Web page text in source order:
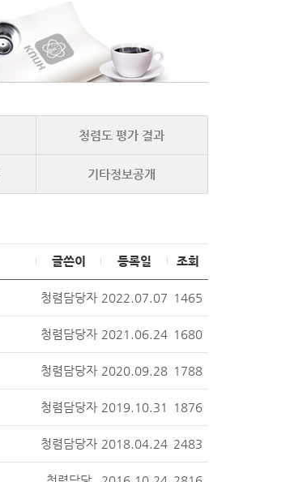
청렴도 평가 결과
기타정보공개
글쓴이 등록일 조회
청렴담당자 2022.07.07 1465
청렴담당자 2021.06.24 1680
청렴담당자 2020.09.28 1788
청렴담당자 2019.10.31 1876
청렴담당자 2018.04.24 2483